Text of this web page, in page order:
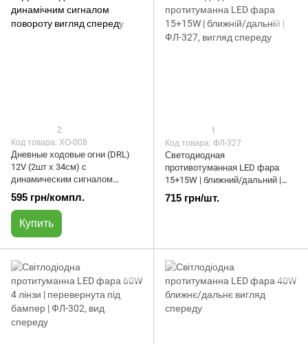
2
Код товара: ХО-008
Дневные ходовые огни (DRL)
12V (2шт х 34см) с
динамическим сигналом
поворота | ХО-008
595 грн/компл.
Купить
1
Код товара: ФЛ-327
Светодиодная
противотуманная LED фара
15+15W | ближний/дальний |
ФЛ-327
715 грн/шт.